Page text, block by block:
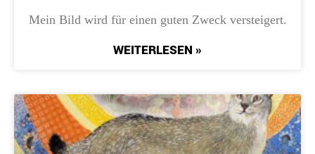
Mein Bild wird für einen guten Zweck versteigert.
WEITERLESEN »